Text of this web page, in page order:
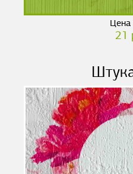
Цена
21